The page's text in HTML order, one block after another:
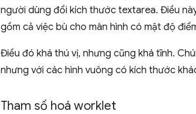
người dùng đổi kích thước textarea. Điều
gồm cả việc bù cho màn hình có mật độ
Điều đó khá thú vị, nhưng cũng khá tĩnh.
nhưng với các hình vuông có kích thước
Tham số hoá worklet